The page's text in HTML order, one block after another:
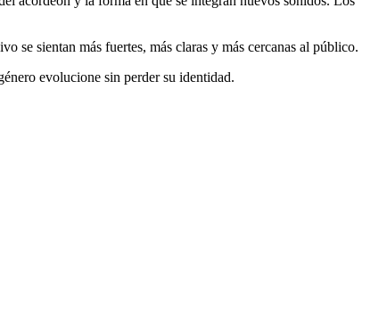
se sientan más fuertes, más claras y más cercanas al público.
evolucione sin perder su identidad.